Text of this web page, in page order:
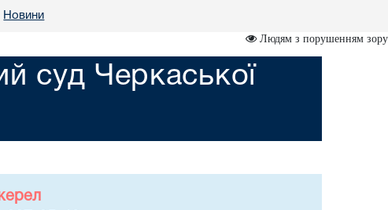
Новини
Людям з порушенням зору
суд Черкаської